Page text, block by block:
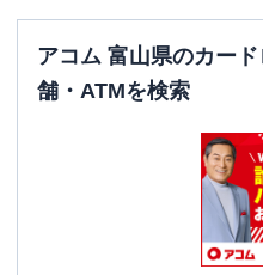
アコム 富山県のカー
舗・ATMを検索